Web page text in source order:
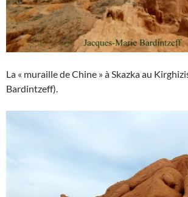
La « muraille de Chine » à Skazka au
Bardintzeff).